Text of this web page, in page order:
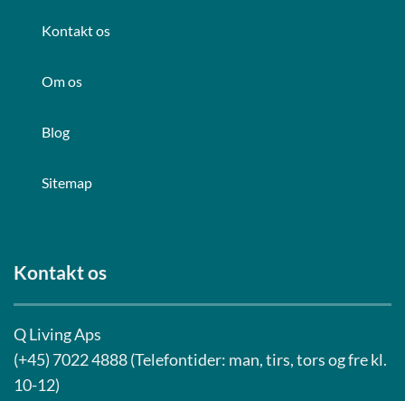
Kontakt os
Om os
Blog
Sitemap
Kontakt os
Q Living Aps
(+45) 7022 4888 (Telefontider: man, tirs, tors og fre kl.
10-12)